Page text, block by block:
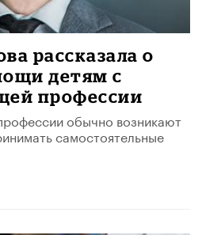
рассказала о
детям с
профессии
обычно возникают
самостоятельные